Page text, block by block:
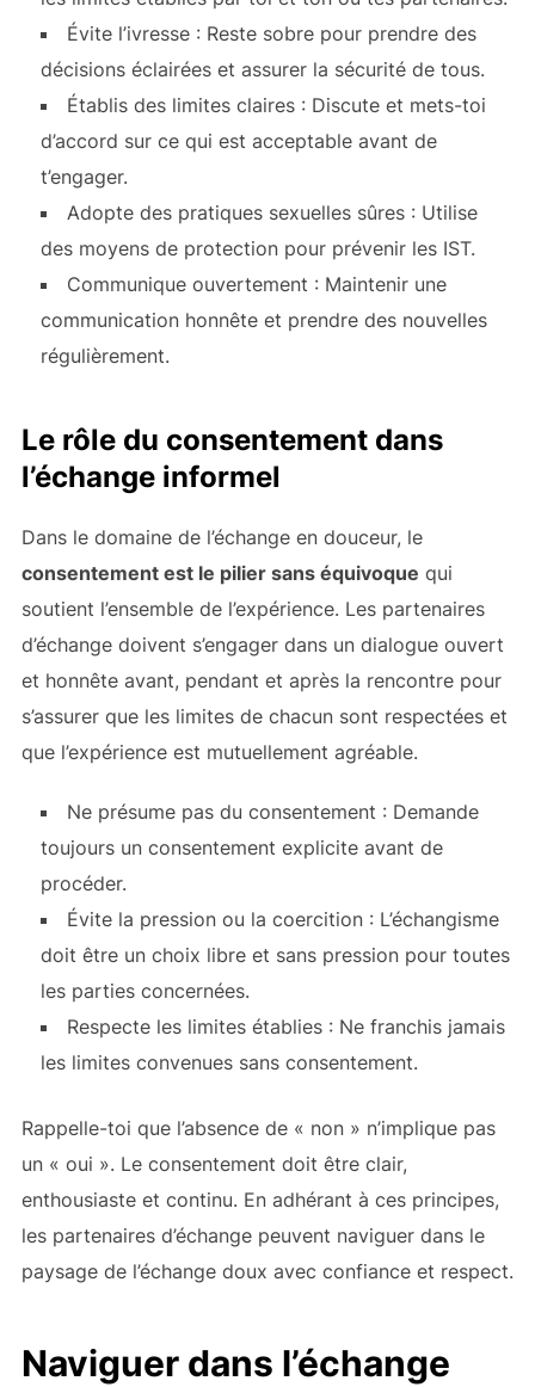
Évite l’ivresse : Reste sobre pour prendre des
décisions éclairées et assurer la sécurité de tous.
Établis des limites claires : Discute et mets-toi
d’accord sur ce qui est acceptable avant de
t’engager.
Adopte des pratiques sexuelles sûres : Utilise
des moyens de protection pour prévenir les IST.
Communique ouvertement : Maintenir une
communication honnête et prendre des nouvelles
régulièrement.
Le rôle du consentement dans
l’échange informel
Dans le domaine de l’échange en douceur, le
consentement est le pilier sans équivoque qui
soutient l’ensemble de l’expérience. Les partenaires
d’échange doivent s’engager dans un dialogue ouvert
et honnête avant, pendant et après la rencontre pour
s’assurer que les limites de chacun sont respectées et
que l’expérience est mutuellement agréable.
Ne présume pas du consentement : Demande
toujours un consentement explicite avant de
procéder.
Évite la pression ou la coercition : L’échangisme
doit être un choix libre et sans pression pour toutes
les parties concernées.
Respecte les limites établies : Ne franchis jamais
les limites convenues sans consentement.
Rappelle-toi que l’absence de « non » n’implique pas
un « oui ». Le consentement doit être clair,
enthousiaste et continu. En adhérant à ces principes,
les partenaires d’échange peuvent naviguer dans le
paysage de l’échange doux avec confiance et respect.
Naviguer dans l’échange